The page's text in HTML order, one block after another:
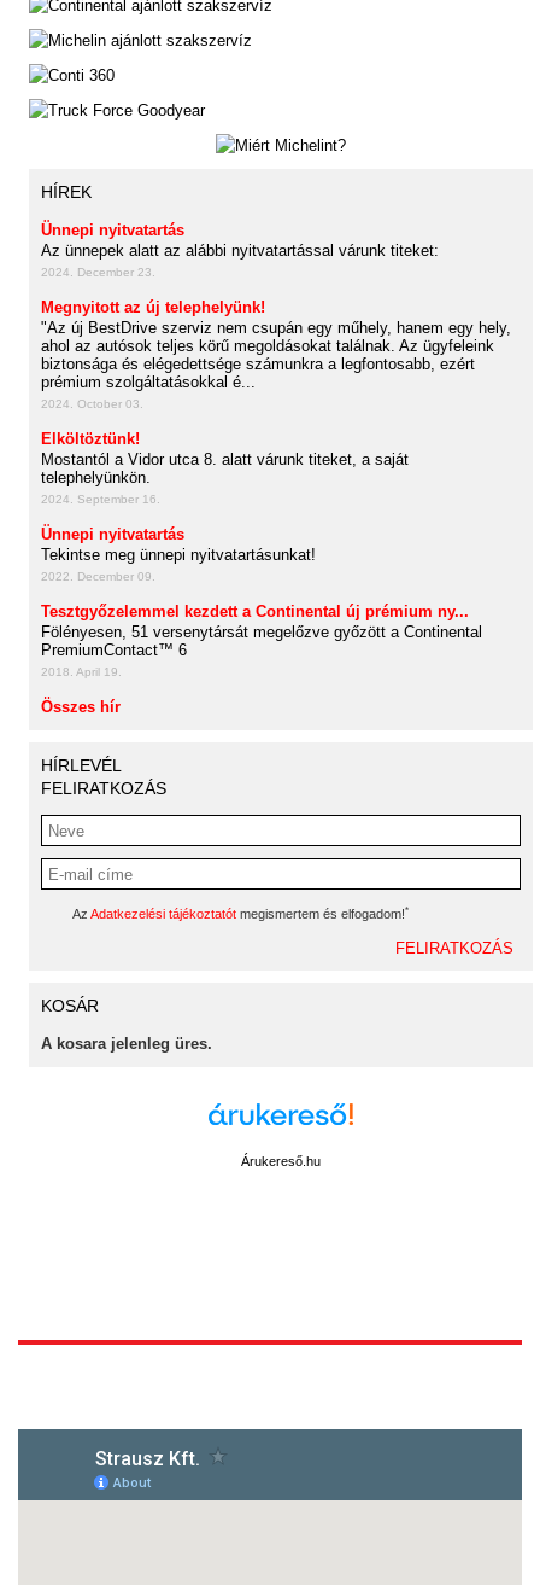
HÍREK
Ünnepi nyitvatartás
Az ünnepek alatt az alábbi nyitvatartással várunk titeket:
2024. December 23.
Megnyitott az új telephelyünk!
"Az új BestDrive szerviz nem csupán egy műhely, hanem egy hely,
ahol az autósok teljes körű megoldásokat találnak. Az ügyfeleink
biztonsága és elégedettsége számunkra a legfontosabb, ezért
prémium szolgáltatásokkal é...
2024. October 03.
Elköltöztünk!
Mostantól a Vidor utca 8. alatt várunk titeket, a saját
telephelyünkön.
2024. September 16.
Ünnepi nyitvatartás
Tekintse meg ünnepi nyitvatartásunkat!
2022. December 09.
Tesztgyőzelemmel kezdett a Continental új prémium ny...
Fölényesen, 51 versenytársát megelőzve győzött a Continental
PremiumContact™ 6
2018. April 19.
Összes hír
HÍRLEVÉL
FELIRATKOZÁS
Az Adatkezelési tájékoztatót megismertem és elfogadom!*
KOSÁR
A kosara jelenleg üres.
Árukereső.hu